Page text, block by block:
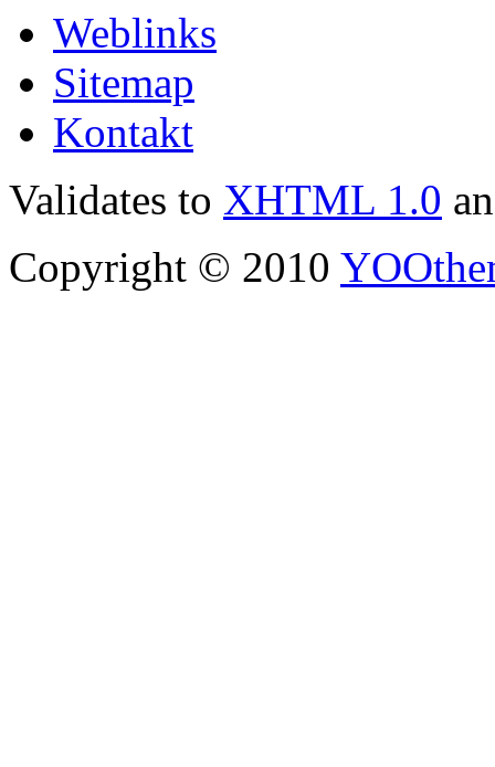
Weblinks
Sitemap
Kontakt
Validates to XHTML 1.0
Copyright © 2010